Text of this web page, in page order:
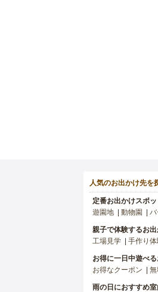
人気のお出かけ先を
定番お出かけスポッ
遊園地
動物園 バ
親子で体験するお
工場見学
手作り体
お得に一日中遊べ
お得なクーポン
無
雨の日におすすめ